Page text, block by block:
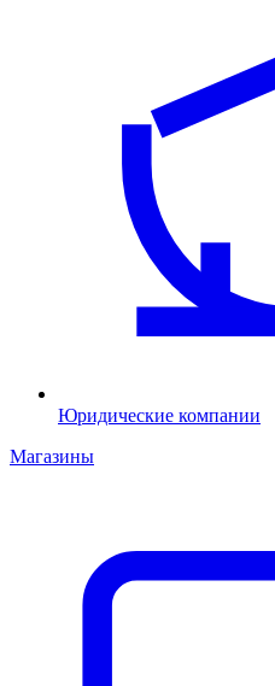
Юридические компании
Магазины